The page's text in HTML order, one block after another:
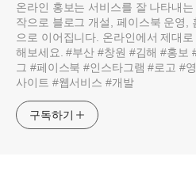
온라인 홍보는 서비스를 잘 나타내
작으로 블로그 개설, 페이스북 운영,
으로 이어집니다. 온라인에서 제대
해보세요. #부산 #창원 #김해 #홍보
그 #페이스북 #인스타그램 #로고 #
사이트 #웹서비스 #개발
구독하기